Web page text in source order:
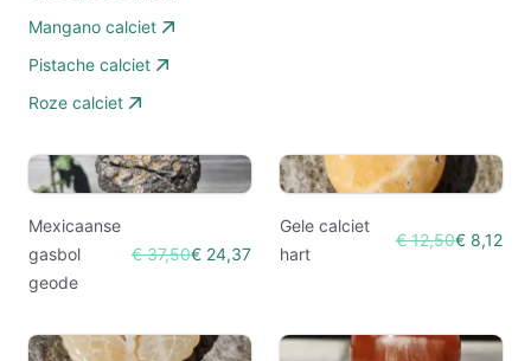
Mangano calciet
Pistache calciet
Roze calciet
Mexicaanse
gasbol
geode
€ 37,50€ 24,37
Gele calciet
hart
€ 12,50€ 8,12